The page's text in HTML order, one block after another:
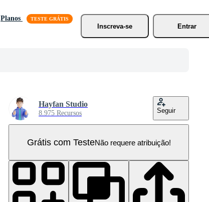
Planos
Inscreva-se
Entrar
Hayfan Studio
8.975 Recursos Seguir
Grátis com TesteNão requere atribuição!